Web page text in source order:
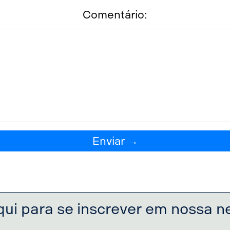
Comentário:
Enviar →
para se inscrever em nossa